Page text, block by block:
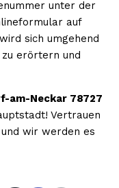
unter der
auf
sich umgehend
erörtern und
am-Neckar 78727
Vertrauen
wir werden es